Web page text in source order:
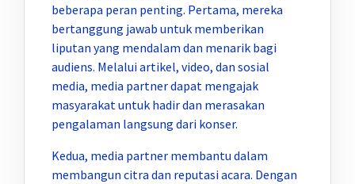
beberapa peran penting. Pertama, mereka
bertanggung jawab untuk memberikan
liputan yang mendalam dan menarik bagi
audiens. Melalui artikel, video, dan sosial
media, media partner dapat mengajak
masyarakat untuk hadir dan merasakan
pengalaman langsung dari konser.
Kedua, media partner membantu dalam
membangun citra dan reputasi acara. Dengan